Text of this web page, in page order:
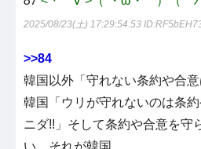
2025/08/23(土) 17:29:54.53
>>84
韓国以外「守れない条約や合意
韓国「ウリが守れないのは条
ニダ!!」そして条約や合意を守